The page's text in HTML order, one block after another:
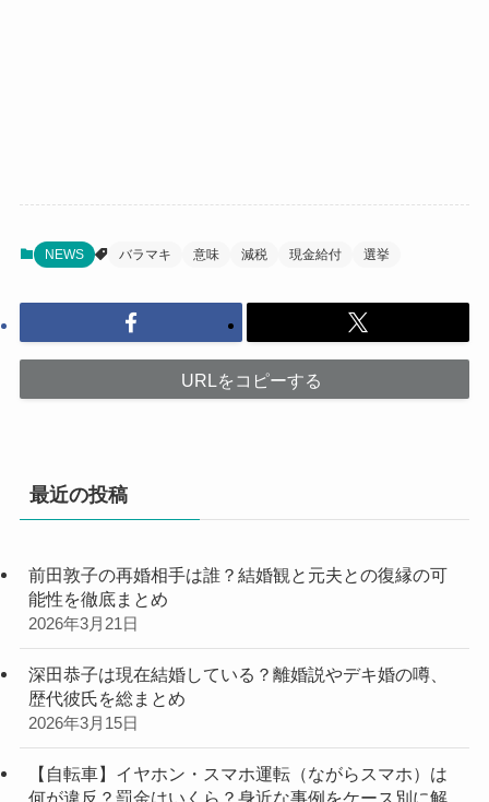
NEWS バラマキ 意味 減税 現金給付 選挙
URLをコピーする
最近の投稿
前田敦子の再婚相手は誰？結婚観と元夫との復縁の可
能性を徹底まとめ
2026年3月21日
深田恭子は現在結婚している？離婚説やデキ婚の噂、
歴代彼氏を総まとめ
2026年3月15日
【自転車】イヤホン・スマホ運転（ながらスマホ）は
何が違反？罰金はいくら？身近な事例をケース別に解